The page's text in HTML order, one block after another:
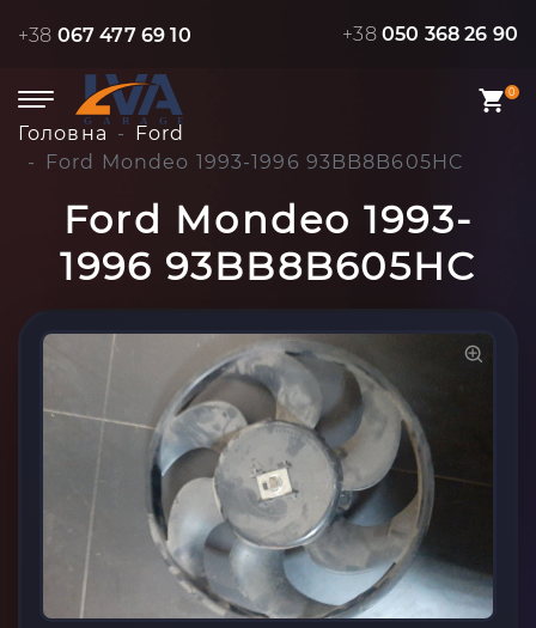
+38 067 477 69 10 +38 050 368 26 90
0
Головна
Ford
Ford Mondeo 1993-1996 93BB8B605HC
Ford Mondeo 1993-
1996 93BB8B605HC